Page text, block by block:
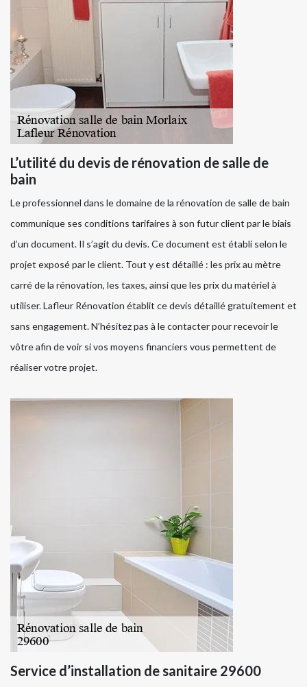
L’utilité du devis de rénovation de salle de
bain
Le professionnel dans le domaine de la rénovation de salle de bain
communique ses conditions tarifaires à son futur client par le biais
d’un document. Il s’agit du devis. Ce document est établi selon le
projet exposé par le client. Tout y est détaillé : les prix au mètre
carré de la rénovation, les taxes, ainsi que les prix du matériel à
utiliser. Lafleur Rénovation établit ce devis détaillé gratuitement et
sans engagement. N’hésitez pas à le contacter pour recevoir le
vôtre afin de voir si vos moyens financiers vous permettent de
réaliser votre projet.
Service d’installation de sanitaire 29600